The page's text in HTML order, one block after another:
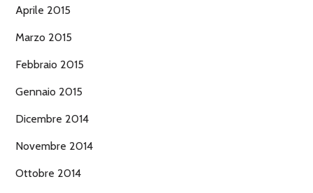
Aprile 2015
Marzo 2015
Febbraio 2015
Gennaio 2015
Dicembre 2014
Novembre 2014
Ottobre 2014